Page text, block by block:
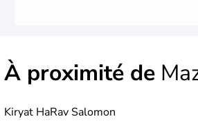
À proximité de
Kiryat HaRav Salomon